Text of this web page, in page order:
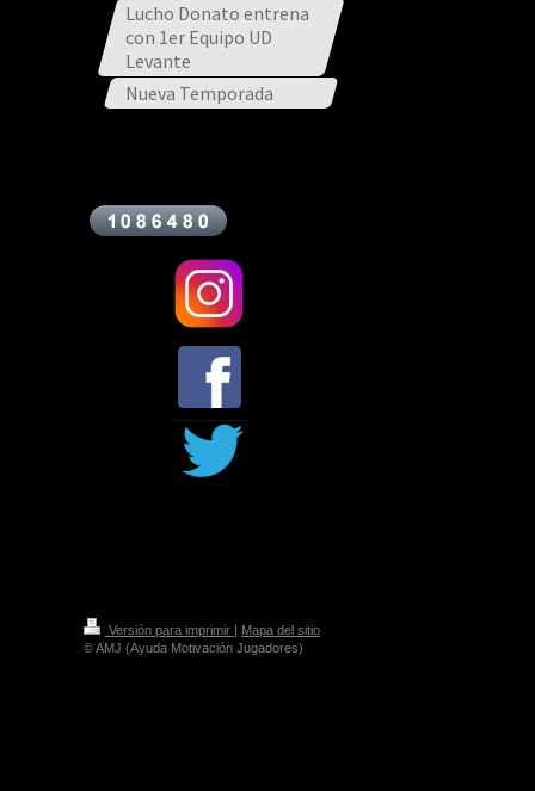
Lucho Donato entrena
con 1er Equipo UD
Levante
Nueva Temporada
Versión para imprimir | Mapa del sitio
© AMJ (Ayuda Motivación Jugadores)